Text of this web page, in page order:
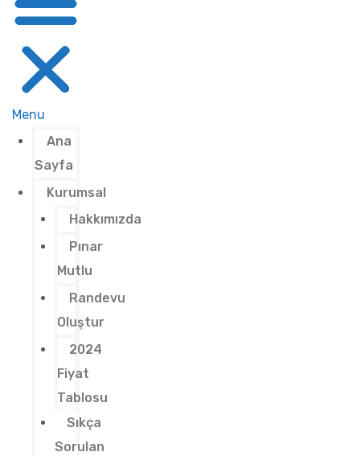
Menu
Ana
Sayfa
Kurumsal
Hakkımızda
Pınar
Mutlu
Randevu
Oluştur
2024
Fiyat
Tablosu
Sıkça
Sorulan